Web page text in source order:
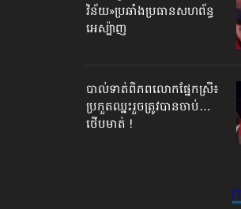
វិន័យ»​ប្រឆាំងប្រធានសហព័ន្ធ​
អេស្ប៉ាញ
បាល់ទាត់​ពិភពលោក​ផ្នែកស្រី៖
ប្រកួតឈ្នះរួច​ត្រូវបានចាប់…
ថើបមាត់ !